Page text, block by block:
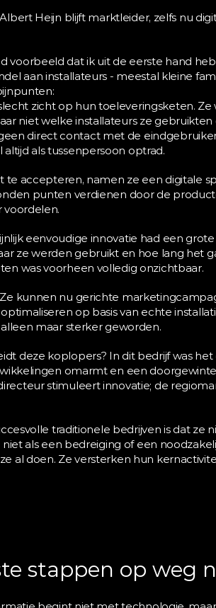
Heijn blijft marktleider, zelfs nu
voorbeeld dat ik uit de eerste hand
aan installateurs - meestal kleine
zicht op hun toeleveringsketen.
niet welke installateurs ze gebruikten
direct contact met de
als tussenpersoon optrad.
te accepteren, namen ze een digitale
punten verdienen door de
voordelen.
eenvoudige innovatie had een
ze werden gebruikt en hoe lang het
was voorheen volledig onzichtbaar.
kunnen nu gerichte
op basis van echte
maar sterker geworden.
deze koplopers? In dit bedrijf was
omarmt en een
stimuleert innovatie; de
traditionele bedrijven is dat
niet als een bedreiging of een
al doen. Ze versterken hun
stappen op weg